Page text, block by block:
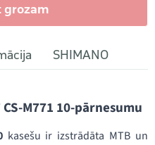
grozam
SHIMANO
M771 10-pārnesumu
kasešu ir izstrādāta MTB un